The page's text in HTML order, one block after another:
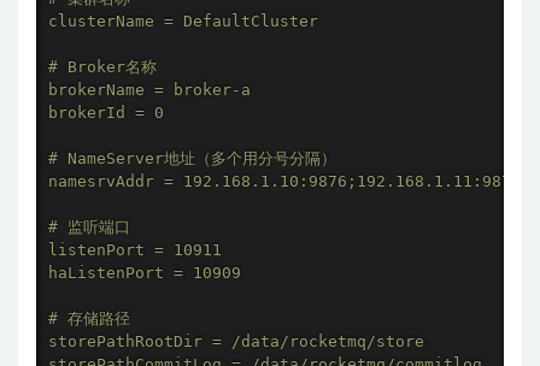
clusterName = DefaultCluster
# Broker名称
brokerName = broker-a
brokerId = 0
# NameServer地址（多个用分号分隔）
namesrvAddr =
# 监听端口
listenPort = 10911
haListenPort = 10909
# 存储路径
storePathRootDir = /data/rocketmq/store